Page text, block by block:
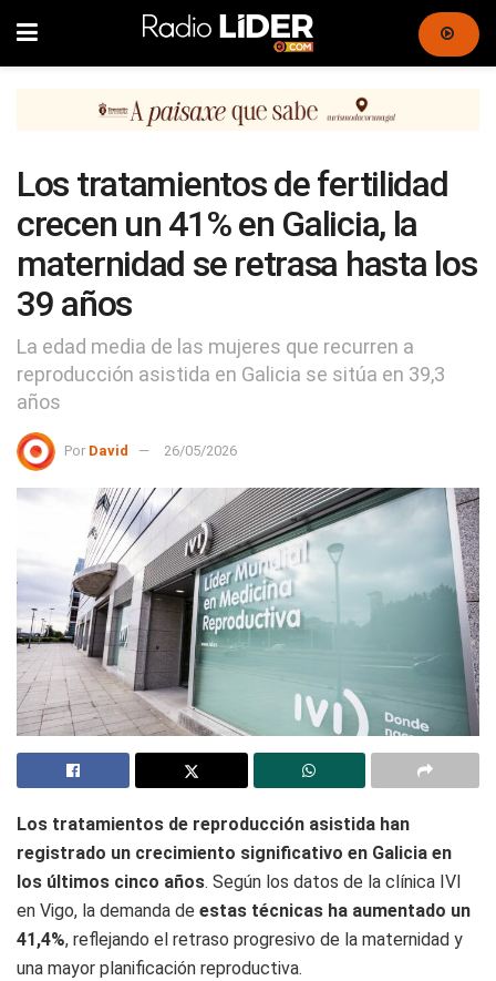
Los tratamientos de fertilidad
crecen un 41% en Galicia, la
maternidad se retrasa hasta los
39 años
La edad media de las mujeres que recurren a
reproducción asistida en Galicia se sitúa en 39,3
años
Por David 26/05/2026
Los tratamientos de reproducción asistida han
registrado un crecimiento significativo en Galicia en
los últimos cinco años. Según los datos de la clínica IVI
en Vigo, la demanda de estas técnicas ha aumentado un
41,4%, reflejando el retraso progresivo de la maternidad y
una mayor planificación reproductiva.